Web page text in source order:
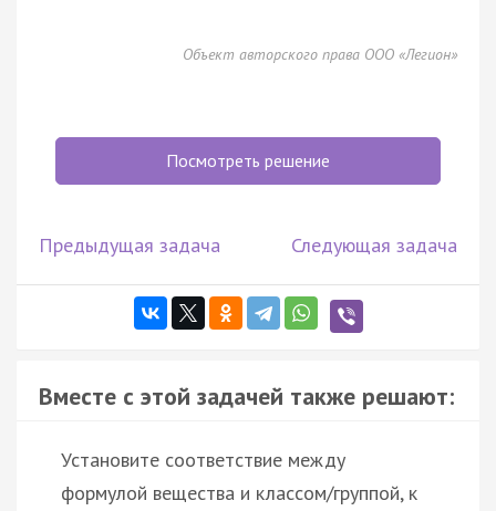
Объект авторского права ООО «Легион»
Посмотреть решение
Предыдущая задача Следующая задача
Вместе с этой задачей также решают:
Установите соответствие между
формулой вещества и классом/группой, к